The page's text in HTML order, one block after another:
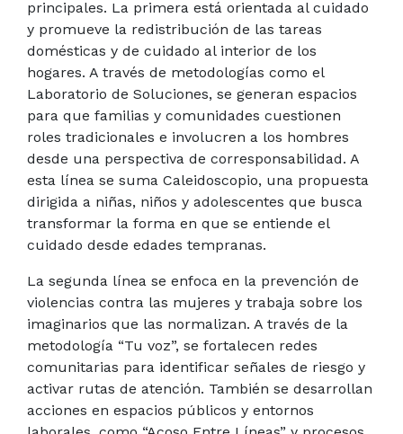
principales. La primera está orientada al cuidado
y promueve la redistribución de las tareas
domésticas y de cuidado al interior de los
hogares. A través de metodologías como el
Laboratorio de Soluciones, se generan espacios
para que familias y comunidades cuestionen
roles tradicionales e involucren a los hombres
desde una perspectiva de corresponsabilidad. A
esta línea se suma Caleidoscopio, una propuesta
dirigida a niñas, niños y adolescentes que busca
transformar la forma en que se entiende el
cuidado desde edades tempranas.
La segunda línea se enfoca en la prevención de
violencias contra las mujeres y trabaja sobre los
imaginarios que las normalizan. A través de la
metodología “Tu voz”, se fortalecen redes
comunitarias para identificar señales de riesgo y
activar rutas de atención. También se desarrollan
acciones en espacios públicos y entornos